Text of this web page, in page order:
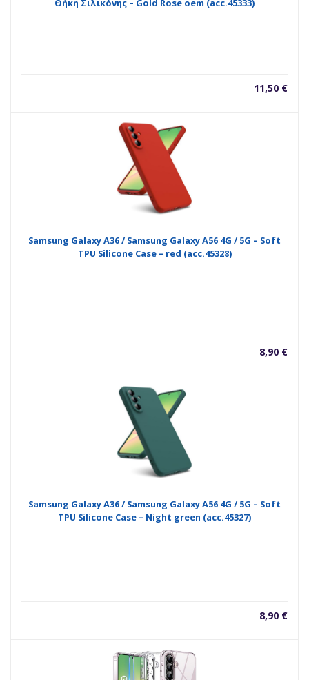
Θήκη Σιλικόνης – Gold Rose oem (acc.45333)
11,50 €
Samsung Galaxy A36 / Samsung Galaxy A56 4G / 5G – Soft
TPU Silicone Case – red (acc.45328)
8,90 €
Samsung Galaxy A36 / Samsung Galaxy A56 4G / 5G – Soft
TPU Silicone Case – Night green (acc.45327)
8,90 €